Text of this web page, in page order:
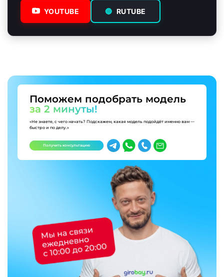
YOUTUBE 🔵 RUTUBE
Поможем подобрать модель
за 2 минуты!
«Не знаете, с чего начать? Подскажем, какая модель подойдёт именно вам —
быстро и по делу.»
Получить консультацию